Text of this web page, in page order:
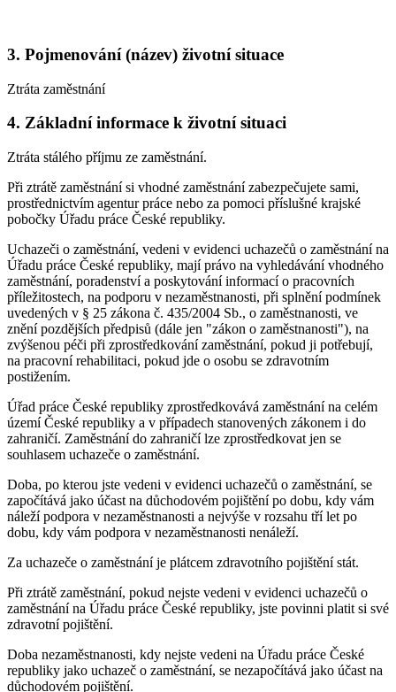
3. Pojmenování (název) životní situace
Ztráta zaměstnání
4. Základní informace k životní situaci
Ztráta stálého příjmu ze zaměstnání.
Při ztrátě zaměstnání si vhodné zaměstnání zabezpečujete sami,
prostřednictvím agentur práce nebo za pomoci příslušné krajské
pobočky Úřadu práce České republiky.
Uchazeči o zaměstnání, vedeni v evidenci uchazečů o zaměstnání na
Úřadu práce České republiky, mají právo na vyhledávání vhodného
zaměstnání, poradenství a poskytování informací o pracovních
příležitostech, na podporu v nezaměstnanosti, při splnění podmínek
uvedených v § 25 zákona č. 435/2004 Sb., o zaměstnanosti, ve
znění pozdějších předpisů (dále jen "zákon o zaměstnanosti"), na
zvýšenou péči při zprostředkování zaměstnání, pokud ji potřebují,
na pracovní rehabilitaci, pokud jde o osobu se zdravotním
postižením.
Úřad práce České republiky zprostředkovává zaměstnání na celém
území České republiky a v případech stanovených zákonem i do
zahraničí. Zaměstnání do zahraničí lze zprostředkovat jen se
souhlasem uchazeče o zaměstnání.
Doba, po kterou jste vedeni v evidenci uchazečů o zaměstnání, se
započítává jako účast na důchodovém pojištění po dobu, kdy vám
náleží podpora v nezaměstnanosti a nejvýše v rozsahu tří let po
dobu, kdy vám podpora v nezaměstnanosti nenáleží.
Za uchazeče o zaměstnání je plátcem zdravotního pojištění stát.
Při ztrátě zaměstnání, pokud nejste vedeni v evidenci uchazečů o
zaměstnání na Úřadu práce České republiky, jste povinni platit si své
zdravotní pojištění.
Doba nezaměstnanosti, kdy nejste vedeni na Úřadu práce České
republiky jako uchazeč o zaměstnání, se nezapočítává jako účast na
důchodovém pojištění.